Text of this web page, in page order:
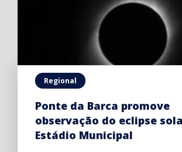
Regional
Ponte da Barca promove
observação do eclipse
Estádio Municipal